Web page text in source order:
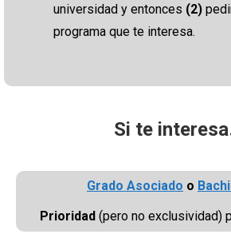
universidad y entonces (2)
programa que te interesa.
Si te
Grado Asociado o
Prioridad(pero no exclusividad)